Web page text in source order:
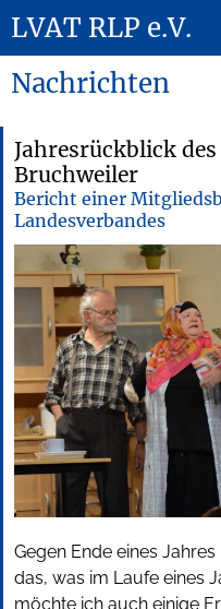
LVAT RLP e.V.
Nachrichten
Jahresrückblick
Bruchweiler
Bericht einer
Landesverbandes
Gegen Ende eines
das, was im Laufe eines
möchte ich auch einige